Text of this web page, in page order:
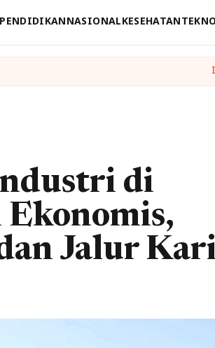
PENDIDIKANNASIONALKESEHATAN
di
Jalur